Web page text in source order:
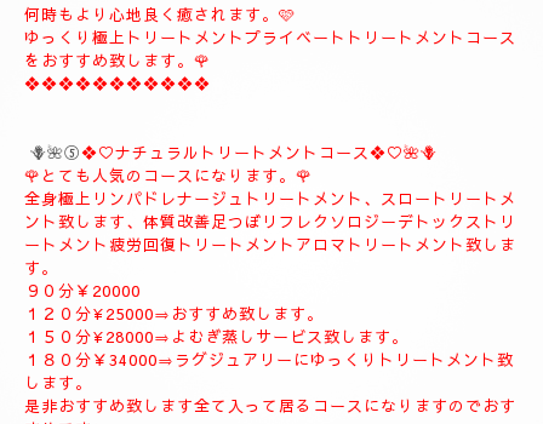
🪻🌹④プライベートトリートメントコース🪻🌹
こちらのコースもとても人気の高いおすすめコースになります。
よむぎ蒸し30分お体のデトックスを流します、お体が温まりま
沢全身極上トリートメント致します、スローにゆっくりトリート
メント致します、オイルたっぷりトリートメント致します、リフ
レクソロジー、デトックストリートメント致します、疲労回復ト
リートメント致します。
９０分¥25000⇒¥22000
１２０分¥30000⇒¥27000
１５０分¥35000⇒¥32000
🩷何時もよりゆっくりオイルたっぷりトリートメント致します、
何時もより心地良く癒されます。🩷
ゆっくり極上トリートメントプライベートトリートメントコース
をおすすめ致します。🌹
❖❖❖❖❖❖❖❖❖❖❖